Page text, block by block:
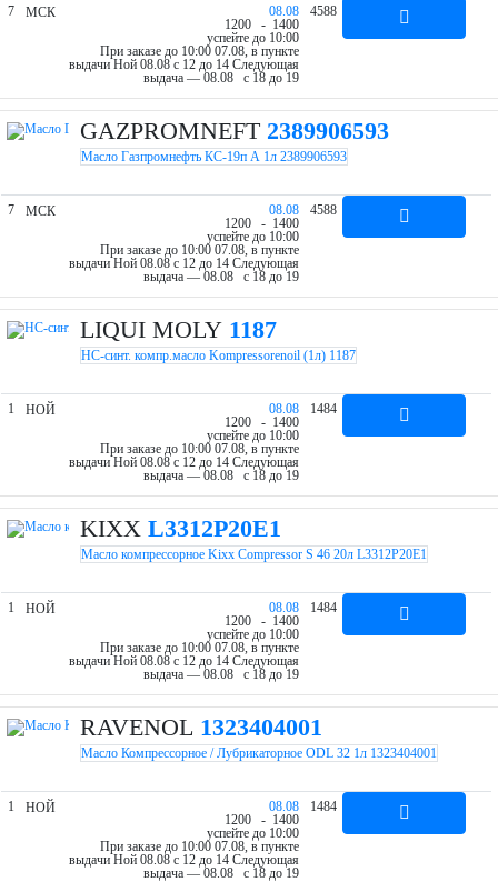
7 МСК
08.08
1200 - 1400
успейте до 10:00
При заказе до 10:00 07.08, в пункте
выдачи Ной 08.08 c 12 до 14 Следующая
выдача — 08.08 c 18 до 19
4588
GAZPROMNEFT 2389906593
Масло Газпромнефть КС-19п А 1л 2389906593
7 МСК
08.08
1200 - 1400
успейте до 10:00
При заказе до 10:00 07.08, в пункте
выдачи Ной 08.08 c 12 до 14 Следующая
выдача — 08.08 c 18 до 19
4588
LIQUI MOLY 1187
НС-синт. компр.масло Kompressorenoil (1л) 1187
1 НОЙ
08.08
1200 - 1400
успейте до 10:00
При заказе до 10:00 07.08, в пункте
выдачи Ной 08.08 c 12 до 14 Следующая
выдача — 08.08 c 18 до 19
1484
KIXX L3312P20E1
Масло компрессорное Kixx Compressor S 46 20л L3312P20E1
1 НОЙ
08.08
1200 - 1400
успейте до 10:00
При заказе до 10:00 07.08, в пункте
выдачи Ной 08.08 c 12 до 14 Следующая
выдача — 08.08 c 18 до 19
1484
RAVENOL 1323404001
Масло Компрессорное / Лубрикаторное ODL 32 1л 1323404001
1 НОЙ
08.08
1200 - 1400
успейте до 10:00
При заказе до 10:00 07.08, в пункте
выдачи Ной 08.08 c 12 до 14 Следующая
выдача — 08.08 c 18 до 19
1484